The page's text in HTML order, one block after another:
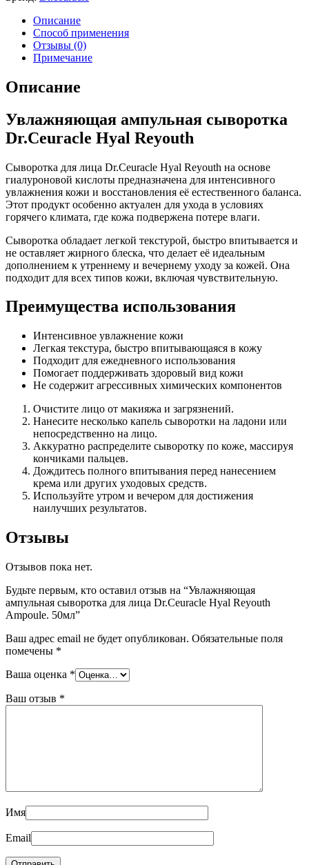
Описание
Способ применения
Отзывы (0)
Примечание
Описание
Увлажняющая ампульная сыворотка
Dr.Ceuracle Hyal Reyouth
Сыворотка для лица Dr.Ceuracle Hyal Reyouth на основе
гиалуроновой кислоты предназначена для интенсивного
увлажнения кожи и восстановления её естественного баланса.
Этот продукт особенно актуален для ухода в условиях
горячего климата, где кожа подвержена потере влаги.
Сыворотка обладает легкой текстурой, быстро впитывается и
не оставляет жирного блеска, что делает её идеальным
дополнением к утреннему и вечернему уходу за кожей. Она
подходит для всех типов кожи, включая чувствительную.
Преимущества использования
Интенсивное увлажнение кожи
Легкая текстура, быстро впитывающаяся в кожу
Подходит для ежедневного использования
Помогает поддерживать здоровый вид кожи
Не содержит агрессивных химических компонентов
Очистите лицо от макияжа и загрязнений.
Нанесите несколько капель сыворотки на ладони или
непосредственно на лицо.
Аккуратно распределите сыворотку по коже, массируя
кончиками пальцев.
Дождитесь полного впитывания перед нанесением
крема или других уходовых средств.
Используйте утром и вечером для достижения
наилучших результатов.
Отзывы
Отзывов пока нет.
Будьте первым, кто оставил отзыв на “Увлажняющая
ампульная сыворотка для лица Dr.Ceuracle Hyal Reyouth
Ampoule. 50мл”
Ваш адрес email не будет опубликован. Обязательные поля
помечены *
Ваша оценка *
Ваш отзыв *
Имя
Email